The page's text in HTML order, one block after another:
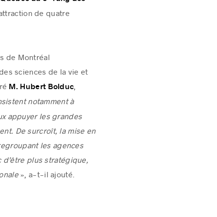
de quatre
de Montréal
sciences de la vie et
M. Hubert Bolduc
notamment à
appuyer les grandes
De surcroît, la mise en
les agences
plus stratégique,
», a-t-il ajouté.